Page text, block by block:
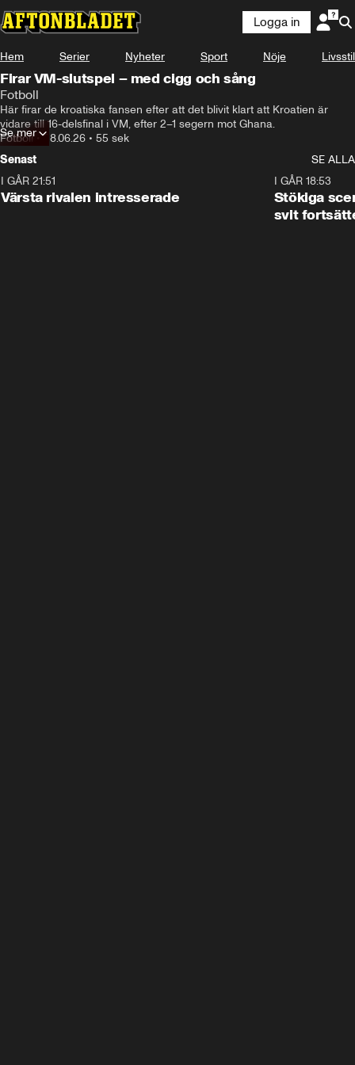
Logga in
Hem Serier Nyheter Sport Nöje Livsstil
Firar VM-slutspel – med cigg och sång
Fotboll
Här firar de kroatiska fansen efter att det blivit klart att Kroatien är
Fotboll•28.06.26 • 55 sek
Se mer
Senast
SE ALLA
I GÅR 21:51
Värsta rivalen intresserade
I GÅR 18:53
Stökiga
svit